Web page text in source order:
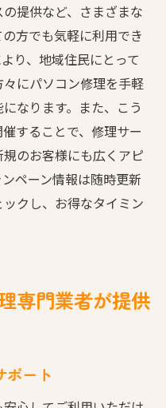
提供など、さまざまな
方でも気軽に利用でき
り、地域住民にとって
にパソコン修理を手軽
なります。また、こう
することで、修理サー
のお客様にも広くアピ
ペーン情報は随時更新
クし、お得なタイミン
専門業者が提供
ポート